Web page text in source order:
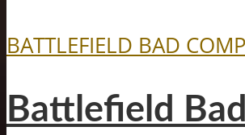
BATTLEFIELD BAD
Battlefield Bad